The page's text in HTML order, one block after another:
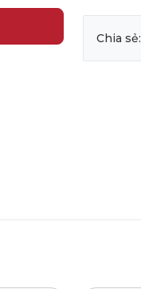
Chia sẻ: